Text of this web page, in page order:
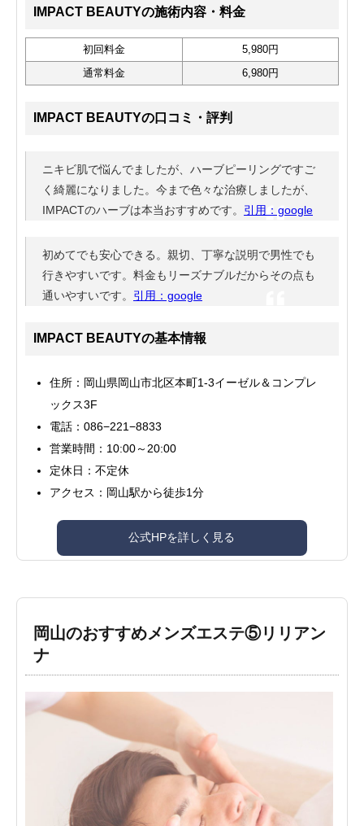
IMPACT BEAUTYの施術内容・料金
初回料金
5,980円
通常料金
6,980円
IMPACT BEAUTYの口コミ・評判
ニキビ肌で悩んでましたが、ハーブピーリングですご
く綺麗になりました。今まで色々な治療しましたが、
IMPACTのハーブは本当おすすめです。 引用：google
初めてでも安心できる。親切、丁寧な説明で男性でも
行きやすいです。料金もリーズナブルだからその点も
通いやすいです。 引用：google
IMPACT BEAUTYの基本情報
住所：岡山県岡山市北区本町1-3イーゼル＆コンプレ
ックス3F
電話：086−221−8833
営業時間：10:00～20:00
定休日：不定休
アクセス：岡山駅から徒歩1分
公式HPを詳しく見る
岡山のおすすめメンズエステ⑤リリアン
ナ